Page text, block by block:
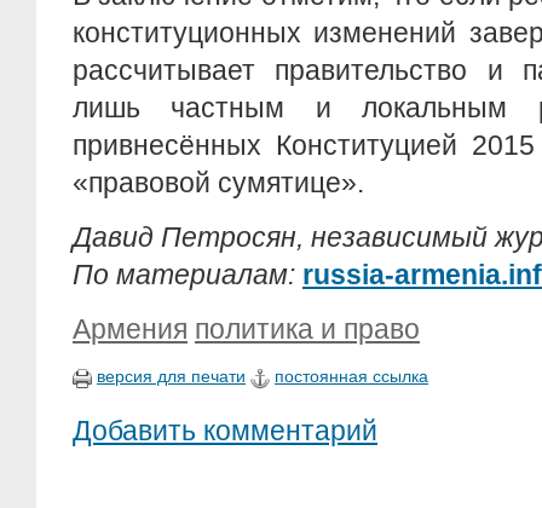
конституционных изменений
рассчитывает правительство и
лишь частным и локальным
привнесённых Конституцией
«правовой сумятице».
Давид Петросян, независимый
По материалам: russia-
Армения политика и право
версия для печати постоянная ссылка
Добавить комментарий